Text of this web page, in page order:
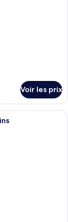
Voir les prix
avec une table